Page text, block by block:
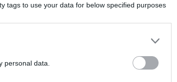
tags to use your data for below specified purposes
personal data.
να
δε γίνεται λόγος για
Γαλλίας.
21 αγώνες, με 18.5
πόντους και 1